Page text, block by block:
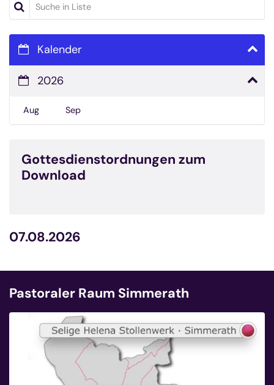
Kalender
2026
Aug Sep
Gottesdienstordnungen zum
Download
07.08.2026
Pastoraler Raum Simmerath